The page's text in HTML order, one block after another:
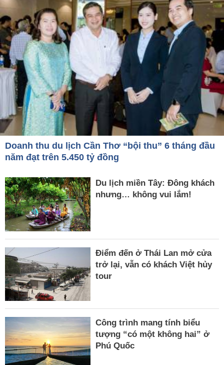
Doanh thu du lịch Cần Thơ “bội thu” 6 tháng đầu
năm đạt trên 5.450 tỷ đồng
Du lịch miền Tây: Đông khách
nhưng… không vui lắm!
Điểm đến ở Thái Lan mở cửa
trở lại, vẫn có khách Việt hủy
tour
Công trình mang tính biểu
tượng “có một không hai” ở
Phú Quốc